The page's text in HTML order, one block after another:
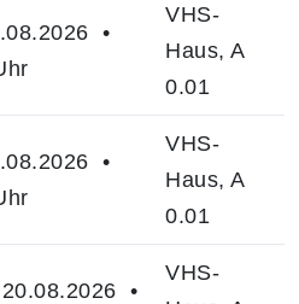
•
VHS-
Haus, A
0.01
•
VHS-
Haus, A
0.01
•
VHS-